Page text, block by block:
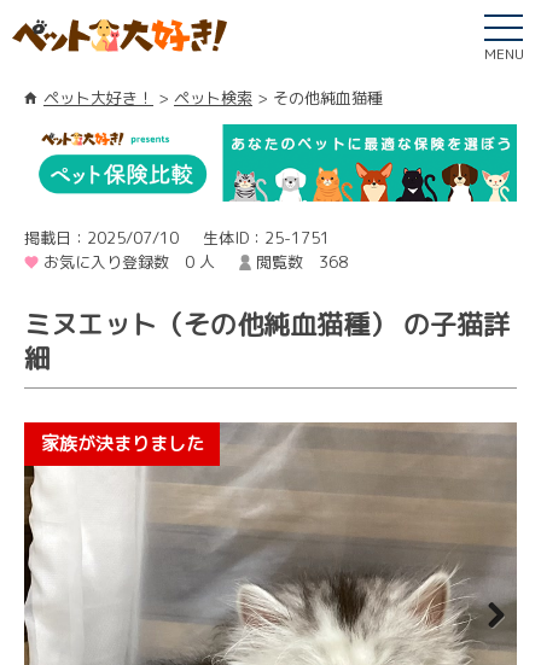
MENU
ペット大好き！ ペット検索 その他純血猫種
掲載日：2025/07/10
生体ID：25-1751
お気に入り登録数 0 人
閲覧数 368
ミヌエット（その他純血猫種） の子猫詳
細
Next